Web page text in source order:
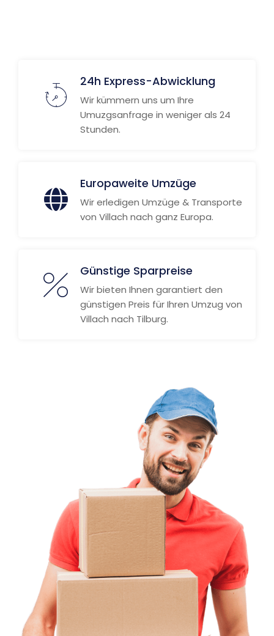
24h Express-Abwicklung
Wir kümmern uns um Ihre
Umuzgsanfrage in weniger als 24
Stunden.
Europaweite Umzüge
Wir erledigen Umzüge & Transporte
von Villach nach ganz Europa.
Günstige Sparpreise
Wir bieten Ihnen garantiert den
günstigen Preis für Ihren Umzug von
Villach nach Tilburg.